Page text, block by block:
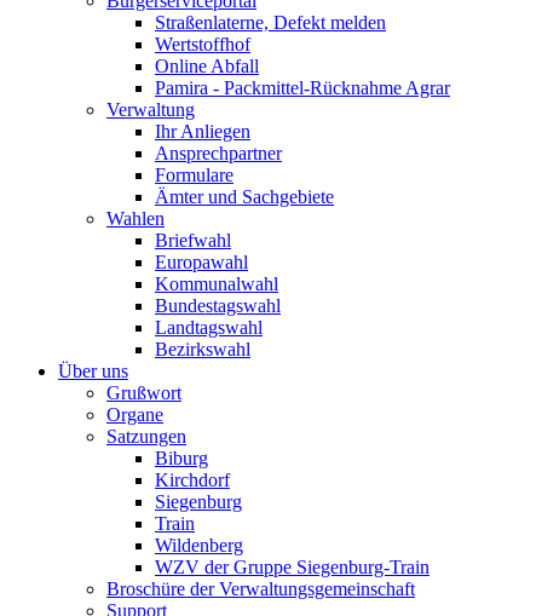
Straßenlaterne, Defekt melden
Wertstoffhof
Online Abfall
Pamira - Packmittel-Rücknahme Agrar
Verwaltung
Ihr Anliegen
Ansprechpartner
Formulare
Ämter und Sachgebiete
Wahlen
Briefwahl
Europawahl
Kommunalwahl
Bundestagswahl
Landtagswahl
Bezirkswahl
Über uns
Grußwort
Organe
Satzungen
Biburg
Kirchdorf
Siegenburg
Train
Wildenberg
WZV der Gruppe Siegenburg-Train
Broschüre der Verwaltungsgemeinschaft
Support